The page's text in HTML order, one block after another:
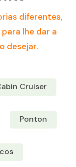
diferentes,
lhe dar a
desejar.
Cruiser
Ponton